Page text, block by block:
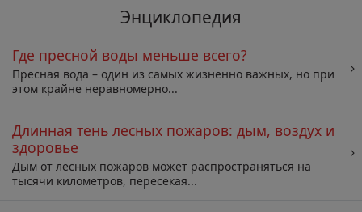
Энциклопедия
Где пресной воды меньше всего?
Пресная вода – один из самых жизненно важных, но при
этом крайне неравномерно...
Длинная тень лесных пожаров: дым, воздух и
здоровье
Дым от лесных пожаров может распространяться на
тысячи километров, пересекая...